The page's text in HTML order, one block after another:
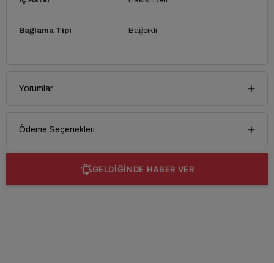
Bağlama Tipi Bağcıklı
Yorumlar
Ödeme Seçenekleri
GELDİĞİNDE HABER VER